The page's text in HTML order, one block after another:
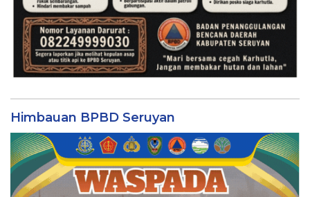
Himbauan BPBD Seruyan